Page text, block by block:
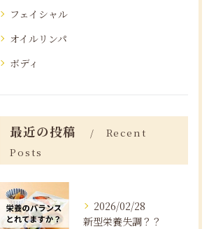
フェイシャル
オイルリンパ
ボディ
最近の投稿
Recent
Posts
2026/02/28
新型栄養失調？？